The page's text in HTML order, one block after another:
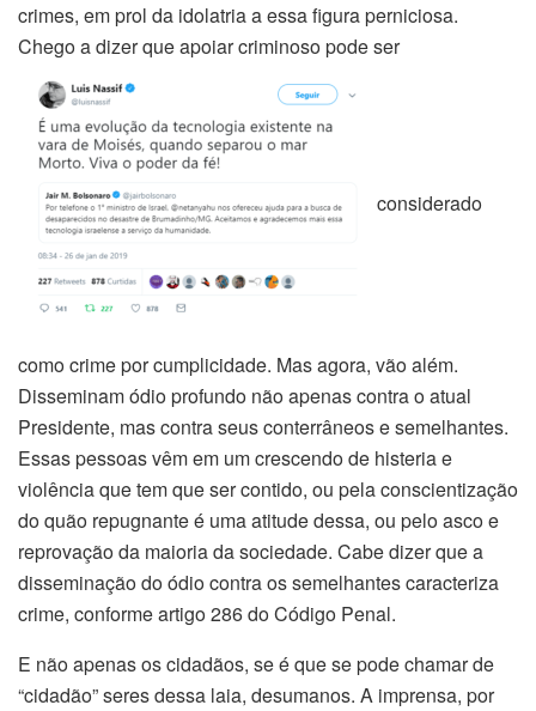
crimes, em prol da idolatria a essa figura perniciosa.
Chego a dizer que apoiar criminoso pode ser
considerado
como crime por cumplicidade. Mas agora, vão além.
Disseminam ódio profundo não apenas contra o atual
Presidente, mas contra seus conterrâneos e semelhantes.
Essas pessoas vêm em um crescendo de histeria e
violência que tem que ser contido, ou pela conscientização
do quão repugnante é uma atitude dessa, ou pelo asco e
reprovação da maioria da sociedade. Cabe dizer que a
disseminação do ódio contra os semelhantes caracteriza
crime, conforme artigo 286 do Código Penal.
E não apenas os cidadãos, se é que se pode chamar de
“cidadão” seres dessa laia, desumanos. A imprensa, por